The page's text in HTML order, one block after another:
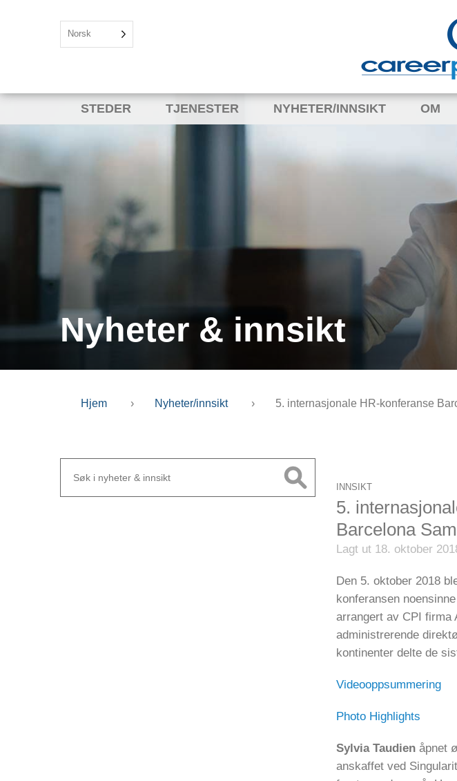
Norsk
STEDER TJENESTER NYHETER/INNSIKT OM
Nyheter & innsikt
Hjem › Nyheter/innsikt › 5. internasjonale HR-konferanse
INNSIKT
5.
Barcelona
Lagt ut 18. oktober
Den 5. oktober 2018
konferansen
arrangert av CPI firma
administrerende
kontinenter delte de
Videooppsummering
Photo Highlights
Sylvia Taudien åpnet
anskaffet ved